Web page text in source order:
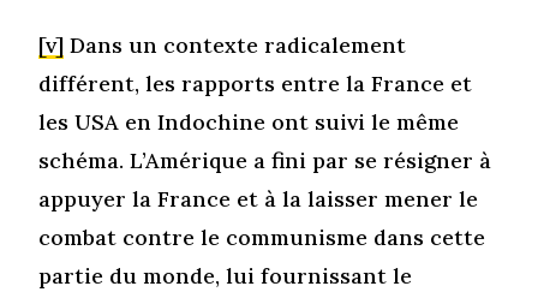
[v] Dans un contexte radicalement
différent, les rapports entre la France et
les USA en Indochine ont suivi le même
schéma. L’Amérique a fini par se résigner à
appuyer la France et à la laisser mener le
combat contre le communisme dans cette
partie du monde, lui fournissant le